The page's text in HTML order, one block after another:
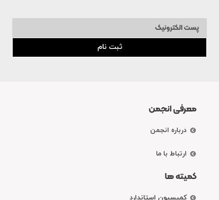
ثبت نام
معرفی انجمن
درباره انجمن
ارتباط با ما
کمیته ها
کمیسیون استاندارد